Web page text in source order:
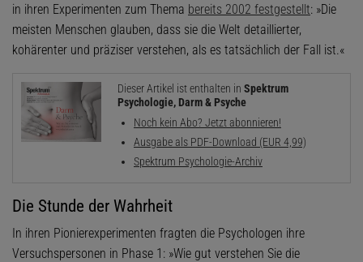
in ihren Experimenten zum Thema bereits 2002 festgestellt: »Die
meisten Menschen glauben, dass sie die Welt detaillierter,
kohärenter und präziser verstehen, als es tatsächlich der Fall ist.«
Dieser Artikel ist enthalten in Spektrum
Psychologie, Darm & Psyche
Noch kein Abo? Jetzt abonnieren!
Ausgabe als PDF-Download (EUR 4,99)
Spektrum Psychologie-Archiv
Die Stunde der Wahrheit
In ihren Pionierexperimenten fragten die Psychologen ihre
Versuchspersonen in Phase 1: »Wie gut verstehen Sie die